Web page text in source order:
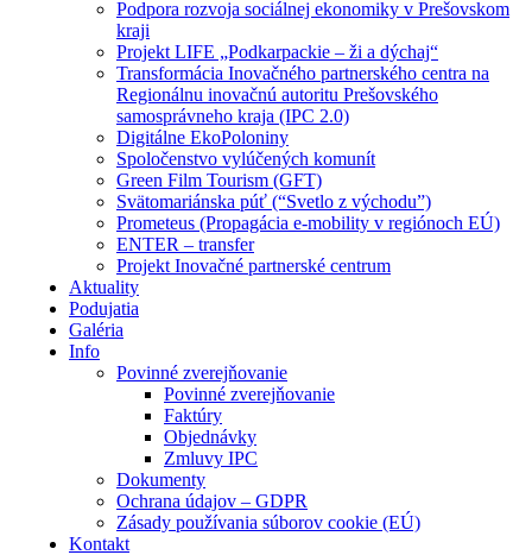
Podpora rozvoja sociálnej ekonomiky v Prešovskom
kraji
Projekt LIFE „Podkarpackie – ži a dýchaj“
Transformácia Inovačného partnerského centra na
Regionálnu inovačnú autoritu Prešovského
samosprávneho kraja (IPC 2.0)
Digitálne EkoPoloniny
Spoločenstvo vylúčených komunít
Green Film Tourism (GFT)
Svätomariánska púť (“Svetlo z východu”)
Prometeus (Propagácia e-mobility v regiónoch EÚ)
ENTER – transfer
Projekt Inovačné partnerské centrum
Aktuality
Podujatia
Galéria
Info
Povinné zverejňovanie
Povinné zverejňovanie
Faktúry
Objednávky
Zmluvy IPC
Dokumenty
Ochrana údajov – GDPR
Zásady používania súborov cookie (EÚ)
Kontakt